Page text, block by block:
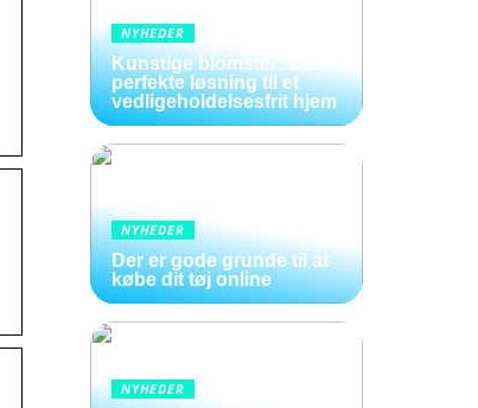
NYHEDER
Kunstige blomster: Den
perfekte løsning til et
vedligeholdelsesfrit hjem
NYHEDER
Der er gode grunde til at
købe dit tøj online
NYHEDER